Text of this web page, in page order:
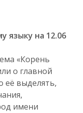
языку на 12.06
«Корень
о главной
её выделять,
имени